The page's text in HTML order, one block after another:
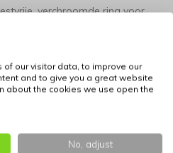
verchroomde ring voor
our visitor data, to improve our
and to give you a great website
about the cookies we use open the
No, adjust